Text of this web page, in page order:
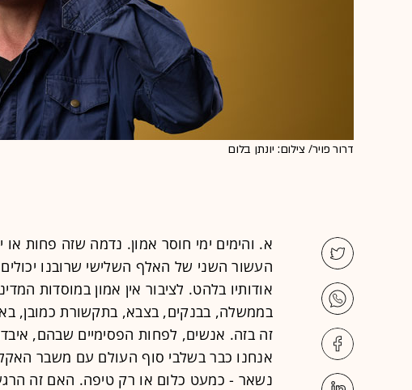
דרור פויר/ צילום: יונתן בלום
א. והימים ימי חוסר אמון. נדמה שזה פחות
העשור השני של האלף השלישי שרובנו
אודותיו בלהט. לציבור אין אמון במוסדות
בממשלה, בבנקים, בצבא, בתקשורת כמובן,
זה בזה. אנשים, לפחות הפסימיים שבהם,
אנחנו כבר בשלבי סוף העולם עם משבר
נשאר - כמעט כלום או רק טיפה. האם זה